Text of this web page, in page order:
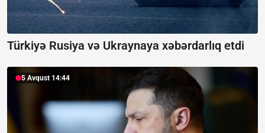
Türkiyə Rusiya və Ukraynaya xəbərdarlıq etdi
5 Avqust 14:44